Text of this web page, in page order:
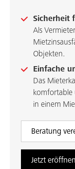
Sicherheit
Als
Objekten.
Einfache
Das
komfortable
in einem
Beratung
Jetzt eröffnen